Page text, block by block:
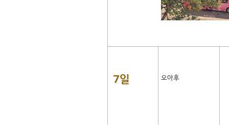
7일 오아후